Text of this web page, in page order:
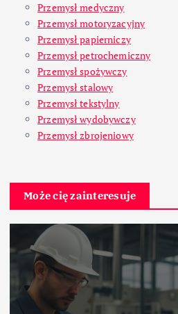
Przemysł medyczny
Przemysł motoryzacyjny
Przemysł papierniczy
Przemysł petrochemiczny
Przemysł spożywczy
Przemysł stalowy
Przemysł tekstylny
Przemysł wydobywczy
Przemysł zbrojeniowy
Może cię zainteresuje